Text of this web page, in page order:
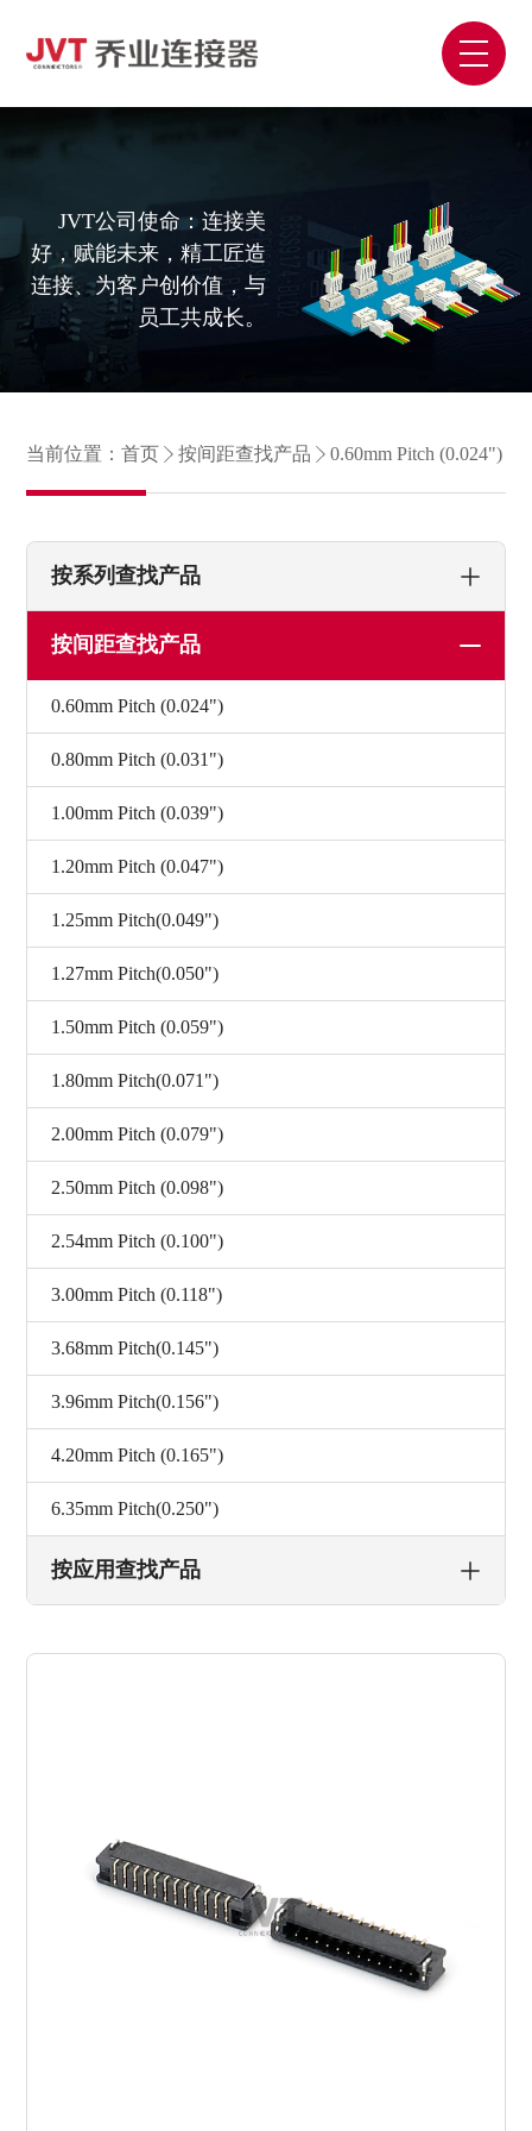
JVT公司使命：连接美
好，赋能未来，精工匠造
连接、为客户创价值，与
员工共成长。
当前位置：首页 按间距查找产品 0.60mm Pitch (0.024")
按系列查找产品
按间距查找产品
0.60mm Pitch (0.024")
0.80mm Pitch (0.031")
1.00mm Pitch (0.039")
1.20mm Pitch (0.047")
1.25mm Pitch(0.049")
1.27mm Pitch(0.050")
1.50mm Pitch (0.059")
1.80mm Pitch(0.071")
2.00mm Pitch (0.079")
2.50mm Pitch (0.098")
2.54mm Pitch (0.100")
3.00mm Pitch (0.118")
3.68mm Pitch(0.145")
3.96mm Pitch(0.156")
4.20mm Pitch (0.165")
6.35mm Pitch(0.250")
按应用查找产品